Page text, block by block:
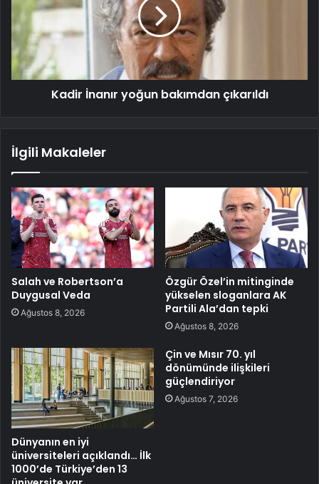
Kadir İnanır yoğun bakımdan çıkarıldı
İlgili Makaleler
Salah ve Robertson’a
Duygusal Veda
Ağustos 8, 2026
Özgür Özel’in mitinginde
yükselen sloganlara AK
Partili Ala’dan tepki
Ağustos 8, 2026
Dünyanın en iyi
üniversiteleri açıklandı… İlk
1000’de Türkiye’den 13
Çin ve Mısır 70. yıl
dönümünde ilişkileri
güçlendiriyor
Ağustos 7, 2026